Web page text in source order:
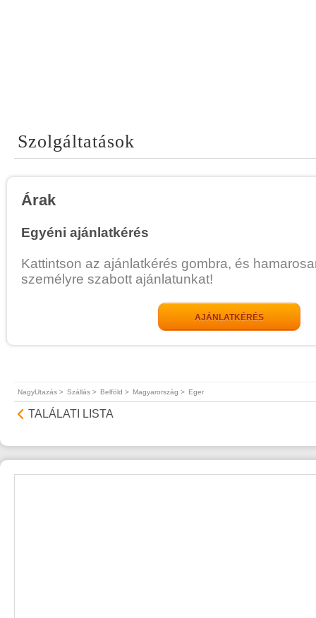
Szolgáltatások
Árak
Egyéni ajánlatkérés
Kattintson az ajánlatkérés gombra, és
személyre szabott ajánlatunkat!
AJÁNLATKÉRÉS
NagyUtazás > Szállás > Belföld > Magyarország > Eger
TALÁLATI LISTA